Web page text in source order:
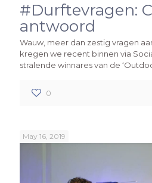
#Durftevragen:
antwoord
Wauw, meer dan zestig vragen
kregen we recent binnen via
stralende winnares van de
0
May 16, 2019